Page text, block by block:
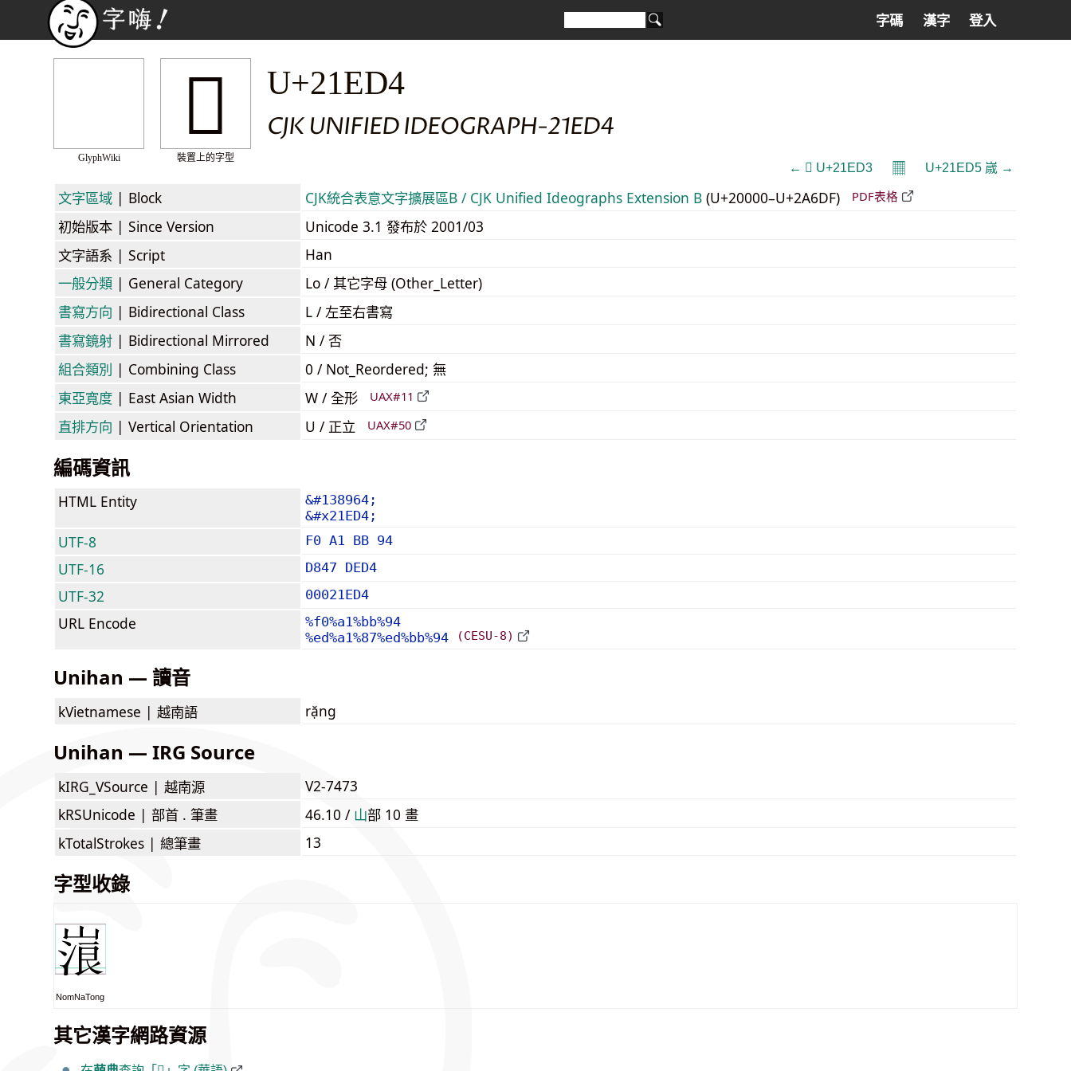
字碼 漢字 登入
GlyphWiki
𡻔
裝置上的字型
U+21ED4
CJK UNIFIED IDEOGRAPH-21ED4
← 𡻓 U+21ED3 𝄜 U+21ED5 𡻕 →
文字區域 | Block CJK統合表意文字擴展區B / CJK Unified Ideographs Extension B (U+20000–U+2A6DF) PDF表格
初始版本 | Since Version
Unicode 3.1 發布於 2001/03
文字語系 | Script
Han
一般分類 | General Category
Lo / 其它字母 (Other_Letter)
書寫方向 | Bidirectional Class
L / 左至右書寫
書寫鏡射 | Bidirectional Mirrored
N / 否
組合類別 | Combining Class
0 / Not_Reordered; 無
東亞寬度 | East Asian Width W / 全形 UAX#11
直排方向 | Vertical Orientation U / 正立 UAX#50
編碼資訊
HTML Entity
&#138964;
&#x21ED4;
UTF-8 F0 A1 BB 94
UTF-16 D847 DED4
UTF-32 00021ED4
URL Encode
%f0%a1%bb%94
%ed%a1%87%ed%bb%94
(CESU-8)
Unihan — 讀音
kVietnamese | 越南語 rặng
Unihan — IRG Source
kIRG_VSource | 越南源
V2-7473
kRSUnicode | 部首 . 筆畫 46.10 / ⼭部 10 畫
kTotalStrokes | 總筆畫 13
字型收錄
NomNaTong
其它漢字網路資源